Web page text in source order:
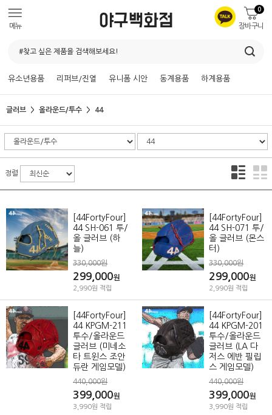
메뉴 장바구니
0
유소년용품 리퍼브/진열 유니폼 시안 동계용품 하계용품
글러브 올라운드/투수 44
정렬
[44FortyFour]
44 SH-061 투/
올 글러브 (하
늘)
330,000원
299,000원
2,990원 적립
[44FortyFour]
44 SH-071 투/
올 글러브 (몬스
터)
330,000원
299,000원
2,990원 적립
[44FortyFour]
44 KPGM-211
투수/올라운드
글러브 (미네소
타 트윈스 조안
듀란 게임모델)
440,000원
399,000원
3,990원 적립
[44FortyFour]
44 KPGM-201
투수/올라운드
글러브 (LA 다
저스 에반 필립
스 게임모델)
440,000원
399,000원
3,990원 적립